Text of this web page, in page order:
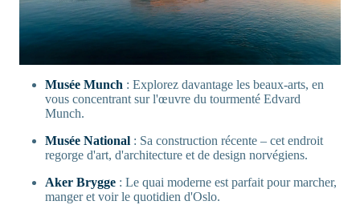
Musée Munch : Explorez davantage les beaux-arts, en
vous concentrant sur l'œuvre du tourmenté Edvard
Munch.
Musée National : Sa construction récente – cet endroit
regorge d'art, d'architecture et de design norvégiens.
Aker Brygge : Le quai moderne est parfait pour marcher,
manger et voir le quotidien d'Oslo.